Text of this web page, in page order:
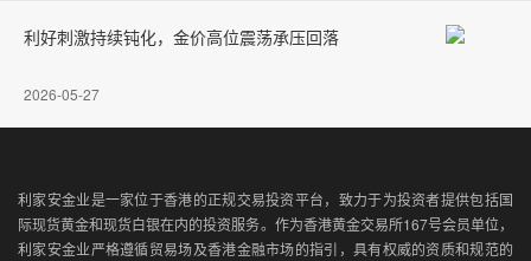
利好刺激持续钝化，金价高位震荡承压回落
2026-05-27
利家安金业是一家位于香港的正规交易投资平台，致力于为投资者提供包括国
际现货黄金和现货白银在内的投资服务。作为香港黄金交易所167号会员单位，
利家安金业严格遵循贸易场及香港金融市场的指引，具有权威的资质和规范的